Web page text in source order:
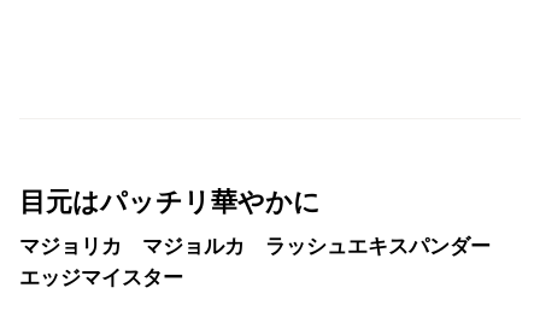
目元はパッチリ華やかに
マジョリカ マジョルカ ラッシュエキスパンダー
エッジマイスター